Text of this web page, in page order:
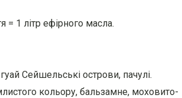
= 1 літр ефірного масла.
Сейшельські острови, пачулі.
кольору, бальзамне, моховито-